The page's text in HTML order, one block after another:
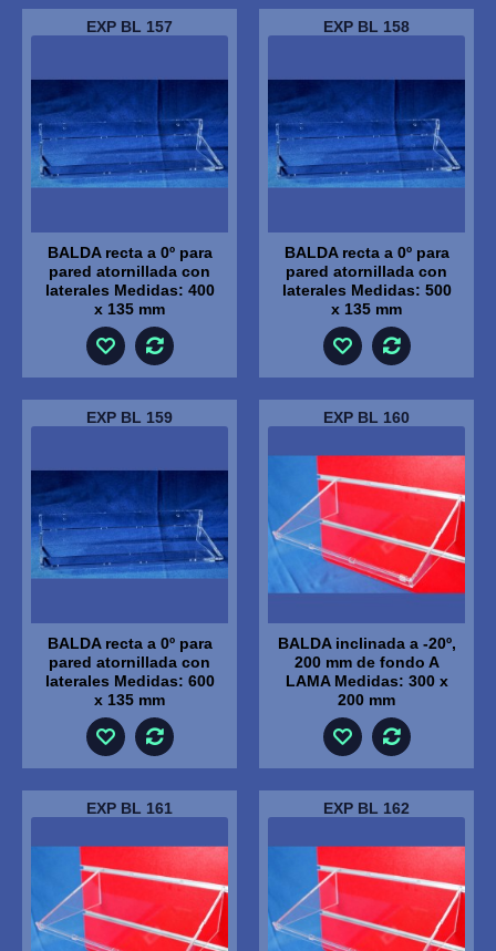
EXP BL 157
BALDA recta a 0º para
pared atornillada con
laterales Medidas: 400
x 135 mm
EXP BL 158
BALDA recta a 0º para
pared atornillada con
laterales Medidas: 500
x 135 mm
EXP BL 159
BALDA recta a 0º para
pared atornillada con
laterales Medidas: 600
x 135 mm
EXP BL 160
BALDA inclinada a -20º,
200 mm de fondo A
LAMA Medidas: 300 x
200 mm
EXP BL 161 EXP BL 162